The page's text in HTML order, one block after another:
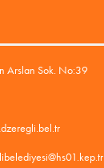
Arslan Sok. No:39